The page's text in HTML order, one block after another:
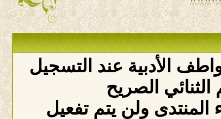
الأدبية عند التسجيل
الصريح
ولن يتم تفعيل